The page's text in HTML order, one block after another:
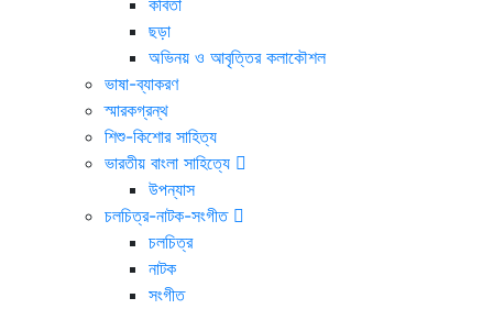
কবিতা
ছড়া
অভিনয় ও আবৃত্তির কলাকৌশল
ভাষা-ব্যাকরণ
স্মারকগ্রন্থ
শিশু-কিশোর সাহিত্য
ভারতীয় বাংলা সাহিত্যে
উপন্যাস
চলচিত্র-নাটক-সংগীত
চলচিত্র
নাটক
সংগীত